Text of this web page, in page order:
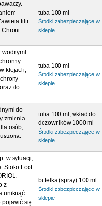
filtr
Chroni
tuba 100 ml
Środki zabezpieczające w
sklepie
wodnymi
klejach,
do
tuba 100 ml
Środki zabezpieczające w
sklepie
do
zmienia
osób,
tuba 100 ml, wkład do
dozowników 1000 ml
Środki zabezpieczające w
sklepie
w sytuacji,
Stoko Foot
z
uniknąć
pojawić się
butelka (spray) 100 ml
Środki zabezpieczające w
sklepie